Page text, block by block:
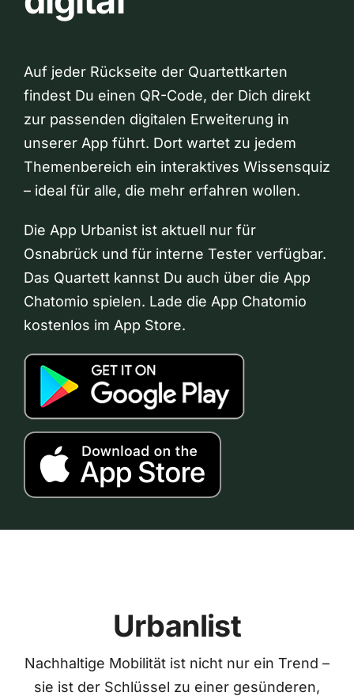
Auf jeder Rückseite der Quartettkarten
findest Du einen QR-Code, der Dich direkt
zur passenden digitalen Erweiterung in
unserer App führt. Dort wartet zu jedem
Themenbereich ein interaktives Wissensquiz
– ideal für alle, die mehr erfahren wollen.
Die App Urbanist ist aktuell nur für
Osnabrück und für interne Tester verfügbar.
Das Quartett kannst Du auch über die App
Chatomio spielen. Lade die App Chatomio
kostenlos im App Store.
Urbanlist
Nachhaltige Mobilität ist nicht nur ein Trend –
sie ist der Schlüssel zu einer gesünderen,